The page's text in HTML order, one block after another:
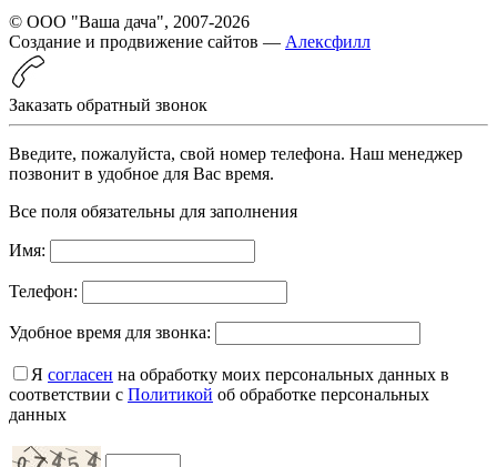
© ООО "Ваша дача", 2007-2026
Создание и продвижение сайтов — Алексфилл
Заказать обратный звонок
Введите, пожалуйста, свой номер телефона. Наш менеджер
позвонит в удобное для Вас время.
Все поля обязательны для заполнения
Имя:
Телефон:
Удобное время для звонка:
Я согласен на обработку моих персональных данных в
соответствии с Политикой об обработке персональных
данных